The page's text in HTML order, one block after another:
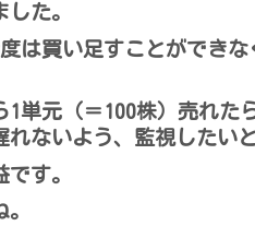
た。
は買い足すことができ
1単元（＝100株）売れ
ないよう、監視したい
す。